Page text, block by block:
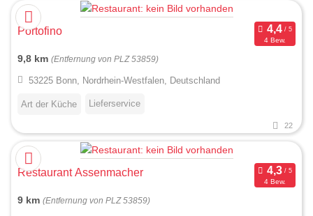
Portofino
4 Bew.
9,8 km (Entfernung von PLZ 53859)
53225 Bonn, Nordrhein-Westfalen, Deutschland
Art der Küche Lieferservice
22
Restaurant Assenmacher
4 Bew.
9 km (Entfernung von PLZ 53859)